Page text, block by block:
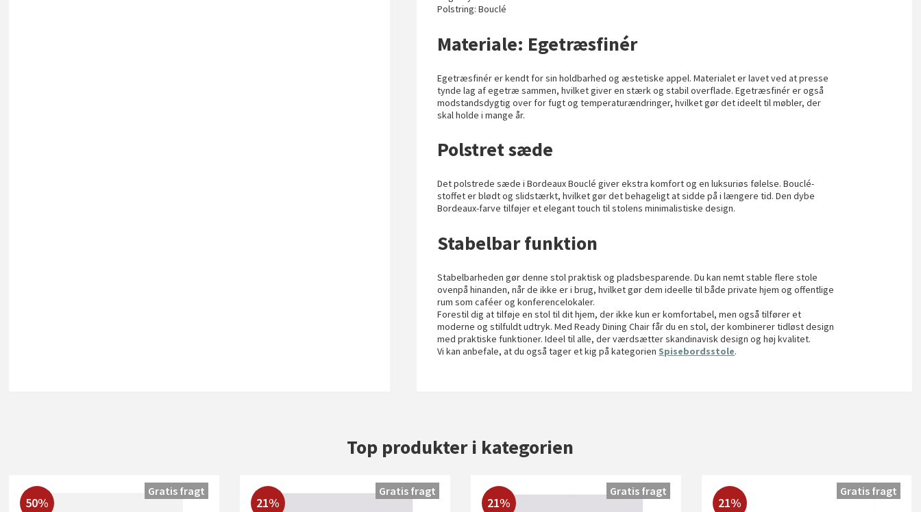
Polstring: Bouclé
Materiale: Egetræsfinér
Egetræsfinér er kendt for sin holdbarhed og æstetiske appel. Materialet er lavet ved at presse
tynde lag af egetræ sammen, hvilket giver en stærk og stabil overflade. Egetræsfinér er også
modstandsdygtig over for fugt og temperaturændringer, hvilket gør det ideelt til møbler, der
skal holde i mange år.
Polstret sæde
Det polstrede sæde i Bordeaux Bouclé giver ekstra komfort og en luksuriøs følelse. Bouclé-
stoffet er blødt og slidstærkt, hvilket gør det behageligt at sidde på i længere tid. Den dybe
Bordeaux-farve tilføjer et elegant touch til stolens minimalistiske design.
Stabelbar funktion
Stabelbarheden gør denne stol praktisk og pladsbesparende. Du kan nemt stable flere stole
ovenpå hinanden, når de ikke er i brug, hvilket gør dem ideelle til både private hjem og offentlige
rum som caféer og konferencelokaler.
Forestil dig at tilføje en stol til dit hjem, der ikke kun er komfortabel, men også tilfører et
moderne og stilfuldt udtryk. Med Ready Dining Chair får du en stol, der kombinerer tidløst design
med praktiske funktioner. Ideel til alle, der værdsætter skandinavisk design og høj kvalitet.
Vi kan anbefale, at du også tager et kig på kategorien Spisebordsstole.
Top produkter i kategorien
50%
Gratis fragt
21%
Gratis fragt
21%
Gratis fragt
21%
Gratis fragt